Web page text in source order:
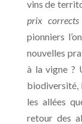
vins de
prix corrects
pionniers
nouvelles
à la vigne ?
biodiversité,
les allées
retour des